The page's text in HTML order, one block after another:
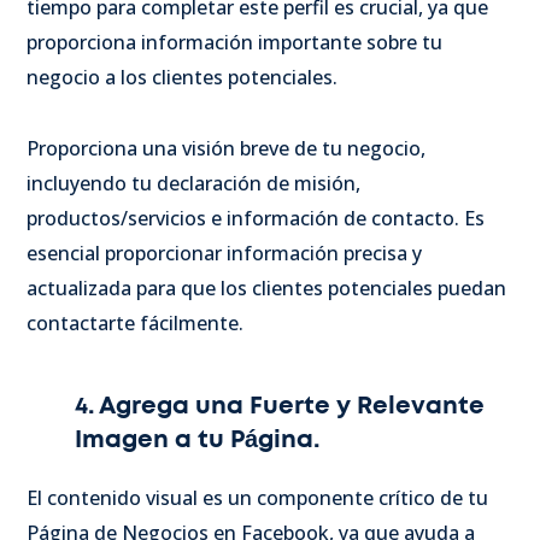
tiempo para completar este perfil es crucial, ya que
proporciona información importante sobre tu
negocio a los clientes potenciales.
Proporciona una visión breve de tu negocio,
incluyendo tu declaración de misión,
productos/servicios e información de contacto. Es
esencial proporcionar información precisa y
actualizada para que los clientes potenciales puedan
contactarte fácilmente.
4. Agrega una Fuerte y Relevante
Imagen a tu Página.
El contenido visual es un componente crítico de tu
Página de Negocios en Facebook, ya que ayuda a